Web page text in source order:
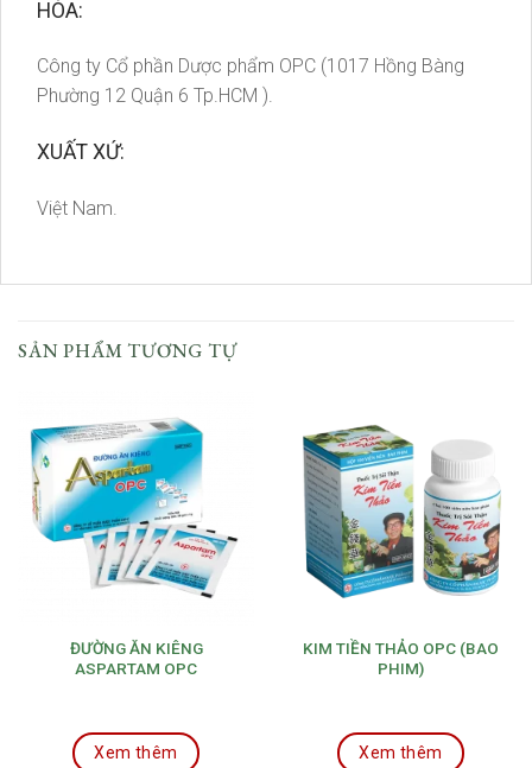
HÓA:
Công ty Cổ phần Dược phẩm OPC (1017 Hồng Bàng
Phường 12 Quận 6 Tp.HCM ).
XUẤT XỨ:
Việt Nam.
SẢN PHẨM TƯƠNG TỰ
ĐƯỜNG ĂN KIÊNG
ASPARTAM OPC
Xem thêm
KIM TIỀN THẢO OPC (BAO
PHIM)
Xem thêm